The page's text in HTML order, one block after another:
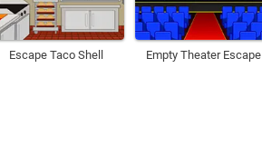
Escape Taco Shell Empty Theater Escape